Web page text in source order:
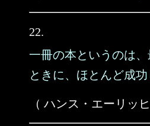
22.
一冊の本というのは
ときに、ほとんど成功
（ ハンス・エーリッ